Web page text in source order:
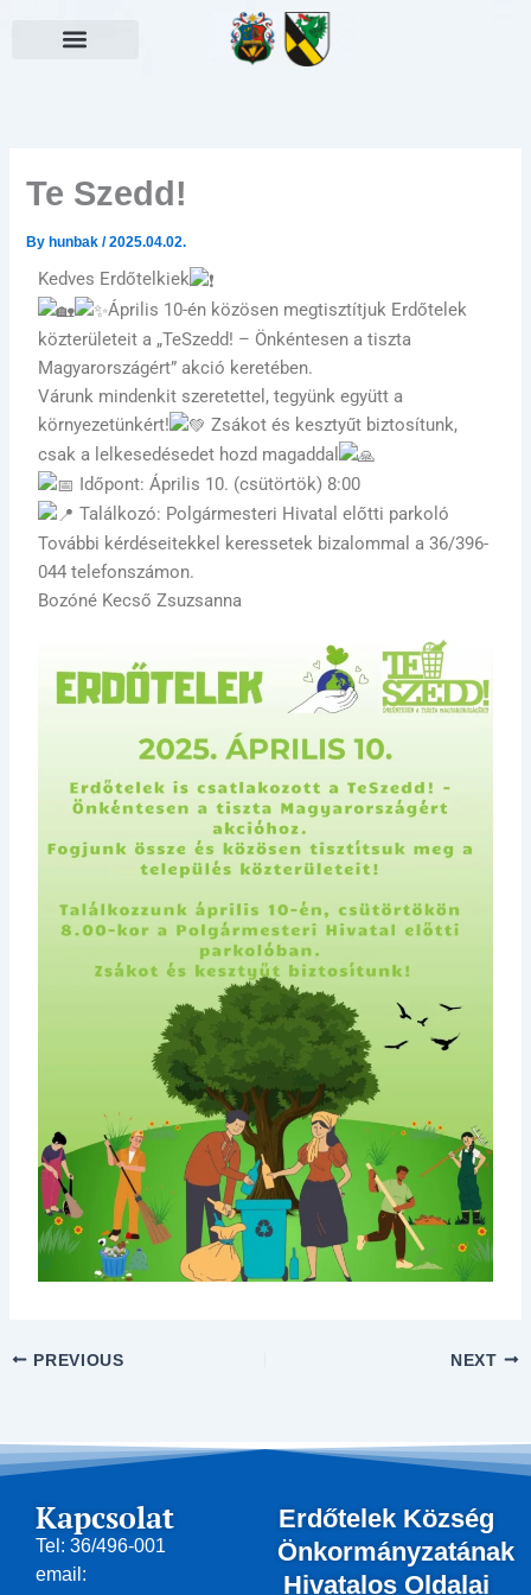
Te Szedd!
By hunbak/2025.04.02.
Kedves Erdőtelkiek
Április 10-én közösen megtisztítjuk Erdőtelek
közterületeit a „TeSzedd! – Önkéntesen a tiszta
Magyarországért” akció keretében.
Várunk mindenkit szeretettel, tegyünk együtt a
környezetünkért!
Zsákot és kesztyűt biztosítunk,
csak a lelkesedésedet hozd magaddal
Időpont: Április 10. (csütörtök) 8:00
Találkozó: Polgármesteri Hivatal előtti parkoló
További kérdéseitekkel keressetek bizalommal a 36/396-
044 telefonszámon.
Bozóné Kecső Zsuzsanna
PREVIOUS NEXT
Kapcsolat
Tel: 36/496-001
email:
Erdőtelek Község
Önkormányzatának
Hivatalos Oldalai